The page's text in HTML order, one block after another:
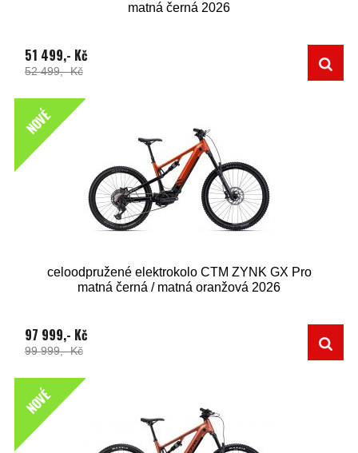
matná černá 2026
51 499,- Kč
52 499,- Kč
NOVÉ
celoodpružené elektrokolo CTM ZYNK GX Pro
matná černá / matná oranžová 2026
97 999,- Kč
99 999,- Kč
NOVÉ